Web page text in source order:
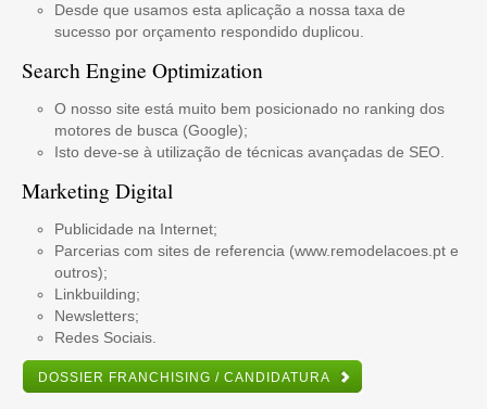
Desde que usamos esta aplicação a nossa taxa de
sucesso por orçamento respondido duplicou.
Search Engine Optimization
O nosso site está muito bem posicionado no ranking dos
motores de busca (Google);
Isto deve-se à utilização de técnicas avançadas de SEO.
Marketing Digital
Publicidade na Internet;
Parcerias com sites de referencia (www.remodelacoes.pt e
outros);
Linkbuilding;
Newsletters;
Redes Sociais.
DOSSIER FRANCHISING / CANDIDATURA